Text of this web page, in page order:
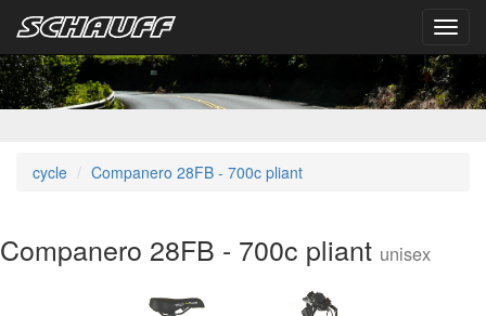
cycle Companero 28FB - 700c pliant
Companero 28FB - 700c pliant unisex